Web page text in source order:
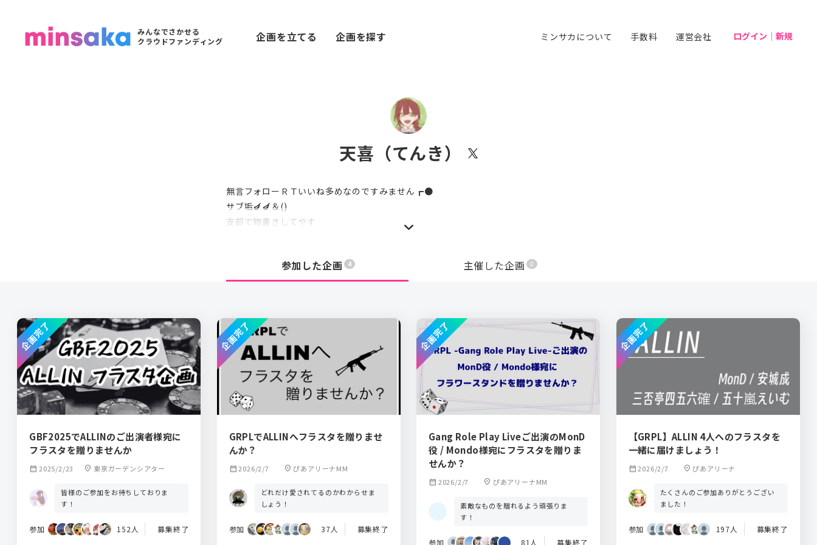
みんなでさかせる
クラウドファンディング
企画を立てる 企画を探す ミンサカについて 手数料 運営会社 ログイン｜新規
天喜（てんき）
無言フォローＲＴいいね多めなのですみません┏●
サブ垢🍆🍆＆()
支部で物書きしてやす
参加した企画 4 主催した企画 0
GBF2025でALLINのご出演者様宛に
フラスタを贈りませんか
calendar_month 2025/2/23 location_on 東京ガーデンシアター
皆様のご参加をお待ちしておりま
す！
参加 152人 募集終了
企画完了
GRPLでALLINへフラスタを贈りませ
んか？
calendar_month2026/2/7 location_on ぴあアリーナMM
どれだけ愛されてるのかわからせま
しょう！
参加 37人 募集終了
企画完了
Gang Role Play Liveご出演のMonD
役 / Mondo様宛にフラスタを贈りま
せんか？
calendar_month 2026/2/7 location_on ぴあアリーナMM
素敵なものを贈れるよう頑張りま
す！
参加 81人 募集終了
企画完了
【GRPL】ALLIN 4人へのフラスタを
一緒に届けましょう！
calendar_month2026/2/7 location_on ぴあアリーナ
たくさんのご参加ありがとうござい
ました！
参加 197人 募集終了
企画完了